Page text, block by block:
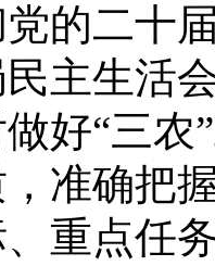
的二十
民主生活
做好“三农
，准确把
重点任